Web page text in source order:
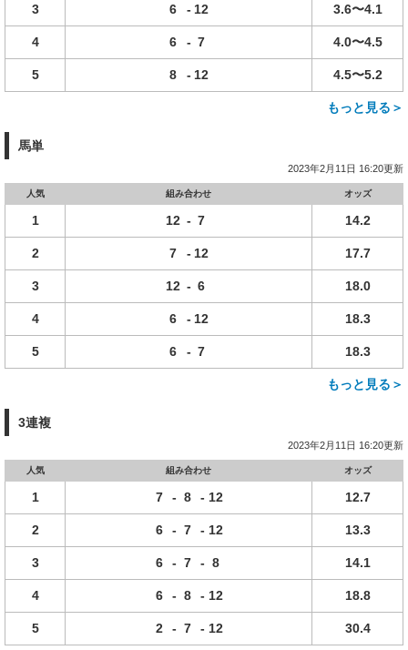
3 6 - 12 3.6〜4.1
4 6 - 7 4.0〜4.5
5 8 - 12 4.5〜5.2
もっと見る＞
馬単
2023年2月11日 16:20更新
人気 組み合わせ オッズ
1 12 - 7 14.2
2 7 - 12 17.7
3 12 - 6 18.0
4 6 - 12 18.3
5 6 - 7 18.3
もっと見る＞
3連複
2023年2月11日 16:20更新
人気 組み合わせ オッズ
1 7 - 8 - 12 12.7
2 6 - 7 - 12 13.3
3 6 - 7 - 8 14.1
4 6 - 8 - 12 18.8
5 2 - 7 - 12 30.4